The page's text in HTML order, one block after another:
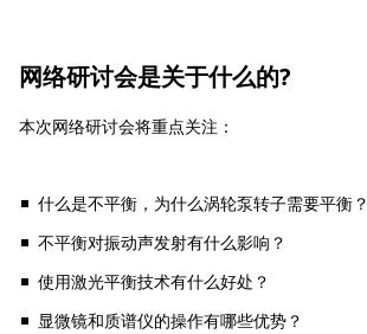
网络研讨会是关于什么的?
​​本次网络研讨会将重点关注：
什么是不平衡，为什么涡轮泵转子需要平衡？
不平衡对振动声发射有什么影响？
使用激光平衡技术有什么好处？
显微镜和质谱仪的操作有哪些优势？